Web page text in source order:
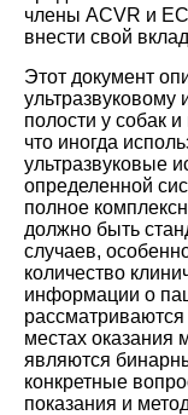
члены ACVR и
внести свой
Этот документ
полости у собак
что иногда
ультразвуковые
определенной
полное
должно быть
случаев,
количество
информации о
местах оказания
являются
конкретные
показания и